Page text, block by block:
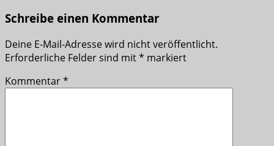
Schreibe einen Kommentar
Deine E-Mail-Adresse wird nicht veröffentlicht.
Erforderliche Felder sind mit* markiert
Kommentar*